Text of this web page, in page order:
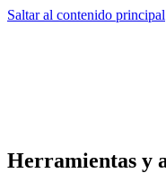
Saltar al contenido principal
Herramientas y